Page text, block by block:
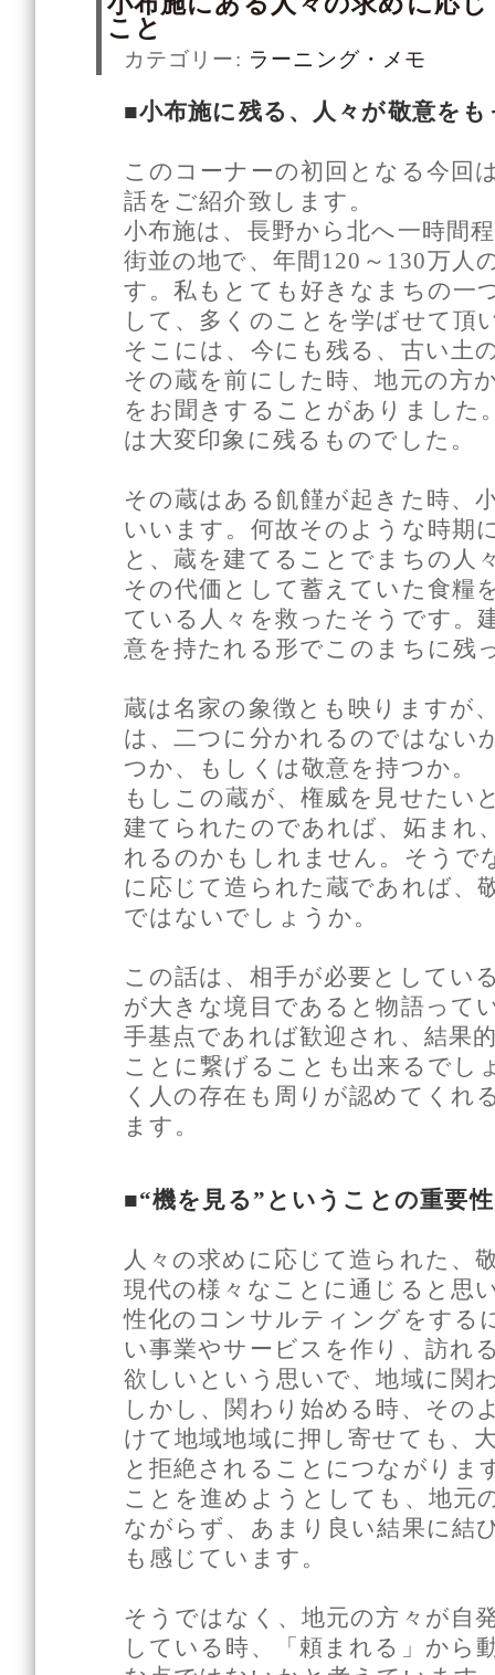
こと
カテゴリー: ラーニング・メモ
■小布施に残る、人々が敬意を
このコーナーの初回となる今回
話をご紹介致します。
小布施は、長野から北へ一時間
街並の地で、年間120～130万人
す。私もとても好きなまちの一
して、多くのことを学ばせて頂
そこには、今にも残る、古い土
その蔵を前にした時、地元の方
をお聞きすることがありました
は大変印象に残るものでした。
その蔵はある飢饉が起きた時、
いいます。何故そのような時期
と、蔵を建てることでまちの人
その代価として蓄えていた食糧
ている人々を救ったそうです。
意を持たれる形でこのまちに残
蔵は名家の象徴とも映りますが
は、二つに分かれるのではない
つか、もしくは敬意を持つか。
もしこの蔵が、権威を見せたい
建てられたのであれば、妬まれ
れるのかもしれません。そうで
に応じて造られた蔵であれば、
ではないでしょうか。
この話は、相手が必要としてい
が大きな境目であると物語って
手基点であれば歓迎され、結果
ことに繋げることも出来るでし
く人の存在も周りが認めてくれ
ます。
■“機を見る”ということの重要性
人々の求めに応じて造られた、
現代の様々なことに通じると思
性化のコンサルティングをする
い事業やサービスを作り、訪れ
欲しいという思いで、地域に関
しかし、関わり始める時、その
けて地域地域に押し寄せても、
と拒絶されることにつながりま
ことを進めようとしても、地元
ながらず、あまり良い結果に結
も感じています。
そうではなく、地元の方々が自
している時、「頼まれる」から